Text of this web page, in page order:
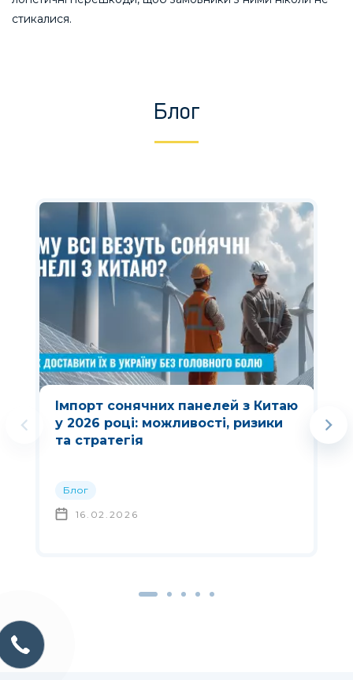
стикалися.
Блог
Імпорт сонячних панелей з Китаю
у 2026 році: можливості, ризики
та стратегія
Блог
16.02.2026